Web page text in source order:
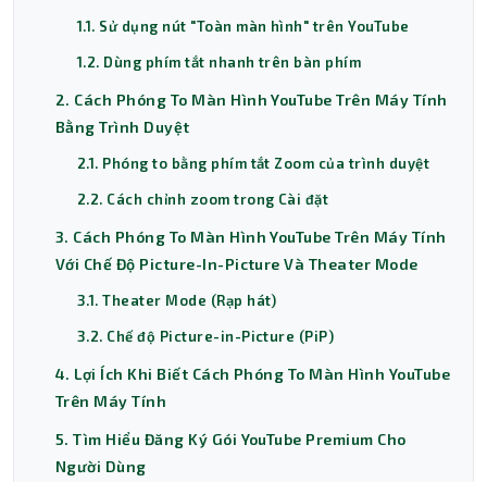
1.1. Sử dụng nút "Toàn màn hình" trên YouTube
1.2. Dùng phím tắt nhanh trên bàn phím
2. Cách Phóng To Màn Hình YouTube Trên Máy Tính
Bằng Trình Duyệt
2.1. Phóng to bằng phím tắt Zoom của trình duyệt
2.2. Cách chỉnh zoom trong Cài đặt
3. Cách Phóng To Màn Hình YouTube Trên Máy Tính
Với Chế Độ Picture-In-Picture Và Theater Mode
3.1. Theater Mode (Rạp hát)
3.2. Chế độ Picture-in-Picture (PiP)
4. Lợi Ích Khi Biết Cách Phóng To Màn Hình YouTube
Trên Máy Tính
5. Tìm Hiểu Đăng Ký Gói YouTube Premium Cho
Người Dùng